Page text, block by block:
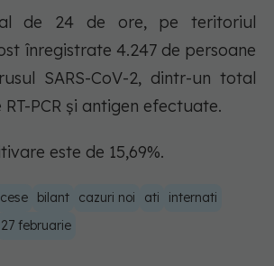
de 24 de ore, pe teritoriul
înregistrate 4.247 de persoane
SARS-CoV-2, dintr-un total
RT-PCR și antigen efectuate.
este de 15,69%.
bilant cazuri noi ati
internati
27 februarie